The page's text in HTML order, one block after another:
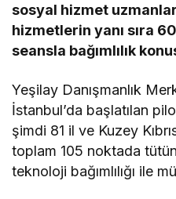
sosyal hizmet
hizmetlerin yanı sıra
seansla bağımlılık
Yeşilay Danışmanlık
İstanbul’da başlatılan
şimdi 81 il ve Kuzey
toplam 105 noktada
teknoloji bağımlılığı ile